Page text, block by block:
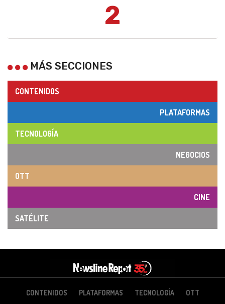
2
MÁS SECCIONES
CONTENIDOS
PLATAFORMAS
TECNOLOGÍA
NEGOCIOS
OTT
CINE
SATÉLITE
CONTENIDOS PLATAFORMAS TECNOLOGÍA OTT